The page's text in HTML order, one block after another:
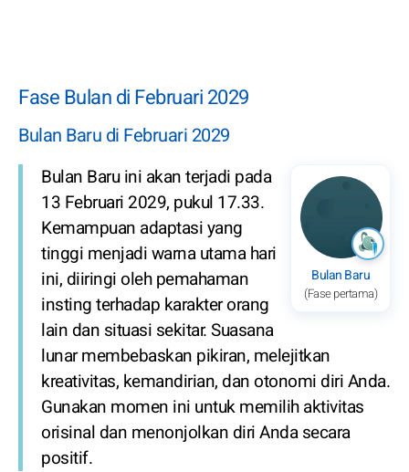
Fase Bulan di Februari 2029
Bulan Baru di Februari 2029
Bulan Baru
(Fase pertama)
Bulan Baru ini akan terjadi pada
13 Februari 2029, pukul 17.33.
Kemampuan adaptasi yang
tinggi menjadi warna utama hari
ini, diiringi oleh pemahaman
insting terhadap karakter orang
lain dan situasi sekitar. Suasana
lunar membebaskan pikiran, melejitkan
kreativitas, kemandirian, dan otonomi diri Anda.
Gunakan momen ini untuk memilih aktivitas
orisinal dan menonjolkan diri Anda secara
positif.